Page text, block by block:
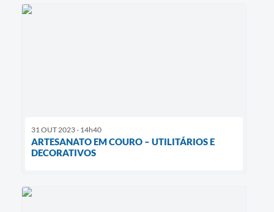
31 OUT 2023 - 14h40
ARTESANATO EM COURO – UTILITÁRIOS E
DECORATIVOS